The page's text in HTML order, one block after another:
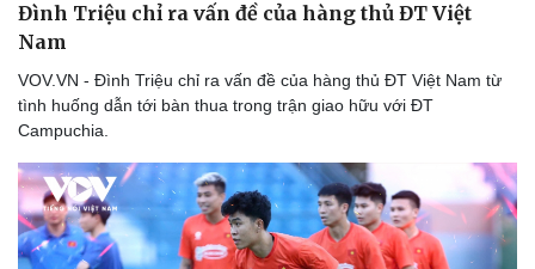
Thể thao
Bóng đá
Lịch thi đấu bóng đá
Thế giới thể thao
Ô tô - Xe máy
Ô tô
Xe máy
Tư vấn
Đình Triệu chỉ ra vấn đề của hàng thủ ĐT Việt
Nam
VOV.VN - Đình Triệu chỉ ra vấn đề của hàng thủ ĐT Việt Nam từ
tình huống dẫn tới bàn thua trong trận giao hữu với ĐT
Campuchia.